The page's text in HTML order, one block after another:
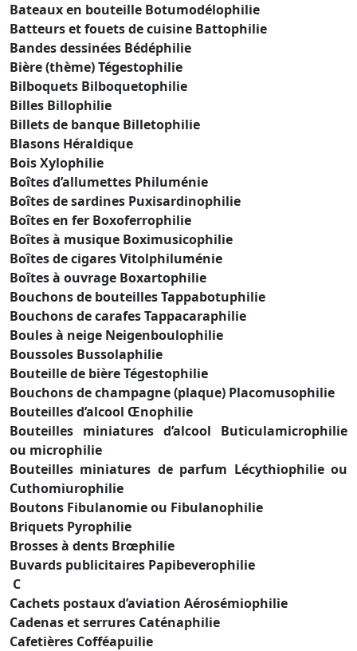
Bateaux en bouteille Botumodélophilie
Batteurs et fouets de cuisine Battophilie
Bandes dessinées Bédéphilie
Bière (thème) Tégestophilie
Bilboquets Bilboquetophilie
Billes Billophilie
Billets de banque Billetophilie
Blasons Héraldique
Bois Xylophilie
Boîtes d’allumettes Philuménie
Boîtes de sardines Puxisardinophilie
Boîtes en fer Boxoferrophilie
Boîtes à musique Boximusicophilie
Boîtes de cigares Vitolphiluménie
Boîtes à ouvrage Boxartophilie
Bouchons de bouteilles Tappabotuphilie
Bouchons de carafes Tappacaraphilie
Boules à neige Neigenboulophilie
Boussoles Bussolaphilie
Bouteille de bière Tégestophilie
Bouchons de champagne (plaque) Placomusophilie
Bouteilles d’alcool Œnophilie
Bouteilles miniatures d’alcool Buticulamicrophilie
ou microphilie
Bouteilles miniatures de parfum Lécythiophilie ou
Cuthomiurophilie
Boutons Fibulanomie ou Fibulanophilie
Briquets Pyrophilie
Brosses à dents Brœphilie
Buvards publicitaires Papibeverophilie
C
Cachets postaux d’aviation Aérosémiophilie
Cadenas et serrures Caténaphilie
Cafetières Cofféapuilie